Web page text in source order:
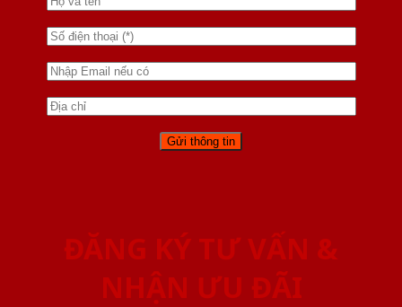
ĐĂNG KÝ TƯ VẤN &
NHẬN ƯU ĐÃI